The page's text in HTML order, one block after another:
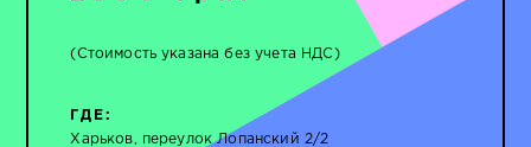
(Стоимость указана без учета НДС)
ГДЕ:
Харьков, переулок Лопанский 2/2